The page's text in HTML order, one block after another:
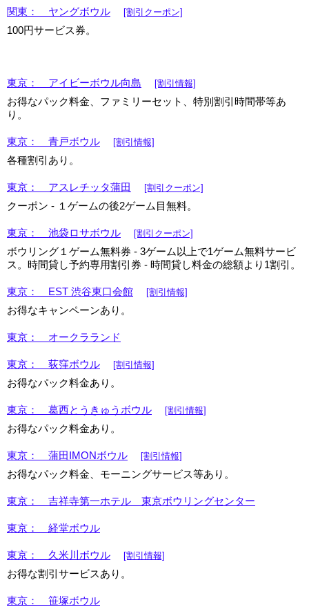
関東： ヤングボウル [割引クーポン]
100円サービス券。
東京： アイビーボウル向島 [割引情報]
お得なパック料金、ファミリーセット、特別割引時間帯等あ
り。
東京： 青戸ボウル [割引情報]
各種割引あり。
東京： アスレチッタ蒲田 [割引クーポン]
クーポン - １ゲームの後2ゲーム目無料。
東京： 池袋ロサボウル [割引クーポン]
ボウリング１ゲーム無料券 - 3ゲーム以上で1ゲーム無料サービ
ス。時間貸し予約専用割引券 - 時間貸し料金の総額より1割引。
東京： EST 渋谷東口会館 [割引情報]
お得なキャンペーンあり。
東京： オークラランド
東京： 荻窪ボウル [割引情報]
お得なパック料金あり。
東京： 葛西とうきゅうボウル [割引情報]
お得なパック料金あり。
東京： 蒲田IMONボウル [割引情報]
お得なパック料金、モーニングサービス等あり。
東京： 吉祥寺第一ホテル 東京ボウリングセンター
東京： 経堂ボウル
東京： 久米川ボウル [割引情報]
お得な割引サービスあり。
東京： 笹塚ボウル